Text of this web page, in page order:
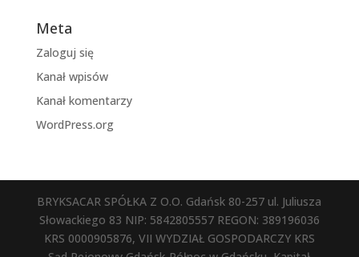
Meta
Zaloguj się
Kanał wpisów
Kanał komentarzy
WordPress.org
BRYKSACAR SPÓŁKA Z O.O. Gdańsk 80-257 ul. Juliusza
Słowackiego 83 NIP: 5842805557 REGON: 389196036
KRS 0000905876, VII WYDZIAŁ GOSPODARCZY KRS